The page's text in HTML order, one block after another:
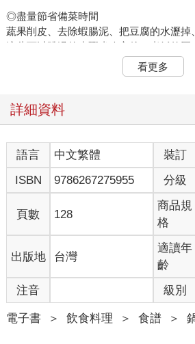
◎盡量節省備菜時間
蔬果削皮、去除蝦腸泥、把豆腐的水瀝
這些可以跳過的步驟省略之後，煮飯的壓
菜的過程中，又以海鮮類的處理最為繁複
骨的魚片或是只要解凍就OK的冷凍綜合
接進入平底鍋中。我做菜時常常會使出這
用搬出菜刀或砧板，就能減少需要清洗
以輕鬆快速地將食材刨成薄片或細絲，也
時又方便。
◎裹粉、包捲不用砧板或調理盆，只要一
想要做出好吃的料理，有時會遇到需要裹
但一不小心也會把粉撒出來、需要清洗一
生， 這樣實在太麻煩了！不過，如果全
一切就變得更輕鬆。之後直接倒油、開火
我的愛用小物們
看更多
詳細資料
語言 中文繁體
裝訂
ISBN
9786267275955 分級
頁數 128
商品規
格
出版地 台灣
適讀年
齡
注音 級別
電子書 ＞ 飲食料理 ＞ 食譜 ＞